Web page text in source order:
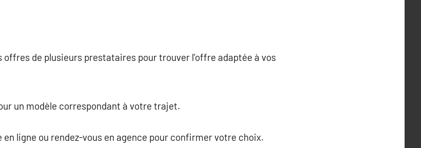
offres de plusieurs prestataires pour trouver l’offre adaptée à vos
un modèle correspondant à votre trajet.
ligne ou rendez-vous en agence pour confirmer votre choix.